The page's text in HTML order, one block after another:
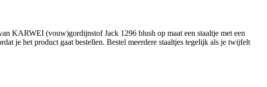
KARWEI (vouw)gordijnstof Jack 1296 blush op maat een staaltje met een
je het product gaat bestellen. Bestel meerdere staaltjes tegelijk als je twijfelt